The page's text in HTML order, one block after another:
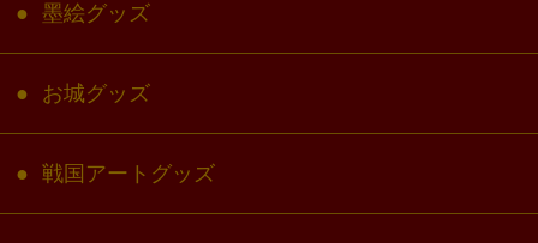
墨絵グッズ
お城グッズ
戦国アートグッズ